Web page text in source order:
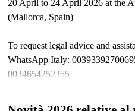
20 April to 24 April 2026 at the
(Mallorca, Spain)
To request legal advice and
WhatsApp Italy:
0034654252355